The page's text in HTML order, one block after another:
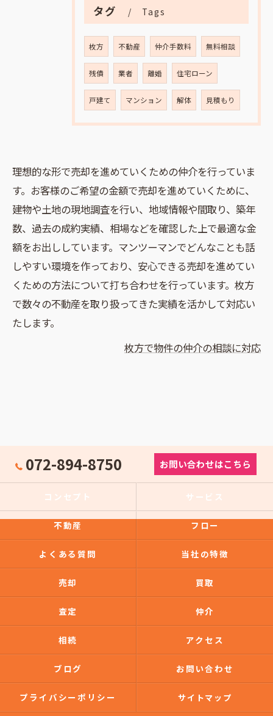
タグ Tags
枚方 不動産 仲介手数料 無料相談
残債 業者 離婚 住宅ローン
戸建て マンション 解体 見積もり
理想的な形で売却を進めていくための仲介を行っていま
す。お客様のご希望の金額で売却を進めていくために、
建物や土地の現地調査を行い、地域情報や間取り、築年
数、過去の成約実績、相場などを確認した上で最適な金
額をお出ししています。マンツーマンでどんなことも話
しやすい環境を作っており、安心できる売却を進めてい
くための方法について打ち合わせを行っています。枚方
で数々の不動産を取り扱ってきた実績を活かして対応い
たします。
枚方で物件の仲介の相談に対応
072-894-8750 お問い合わせはこちら
コンセプト サービス
不動産 フロー
よくある質問 当社の特徴
売却 買取
査定 仲介
相続 アクセス
ブログ お問い合わせ
プライバシーポリシー サイトマップ